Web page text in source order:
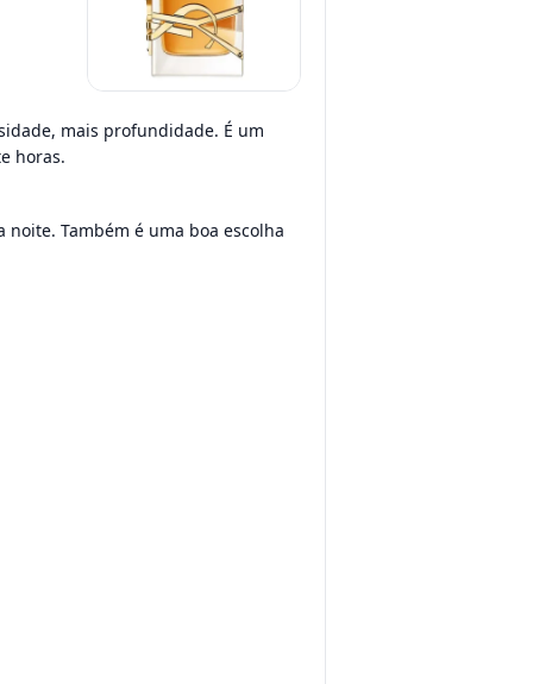
mais profundidade. É um
horas.
Também é uma boa escolha